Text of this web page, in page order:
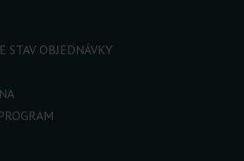
STAV OBJEDNÁVKY